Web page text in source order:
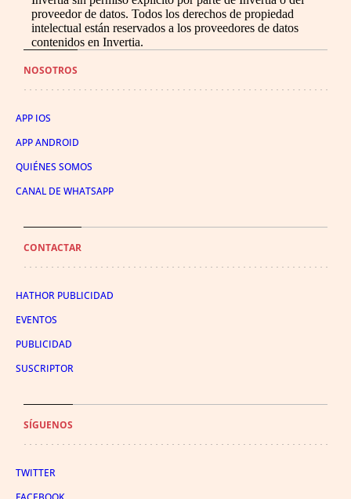
proveedor de datos. Todos los derechos de propiedad
intelectual están reservados a los proveedores de datos
contenidos en Invertia.
NOSOTROS
APP IOS
APP ANDROID
QUIÉNES SOMOS
CANAL DE WHATSAPP
CONTACTAR
HATHOR PUBLICIDAD
EVENTOS
PUBLICIDAD
SUSCRIPTOR
SÍGUENOS
TWITTER